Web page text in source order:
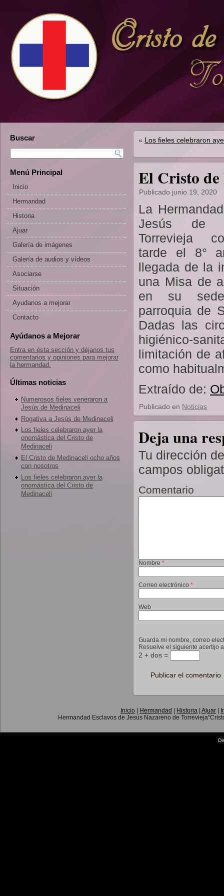
Buscar
Menú Principal
Inicio
Hermandad
Historia
Ajuar
Galería de imágenes
Galería de audios y vídeos
Asociarse
Situación
Ayudanos a mejorar
Contacto
Ayúdanos a Mejorar
Entra en ésta sección y déjanos tus
comentarios y opiniones para mejorar
la hermandad.
Últimas noticias
Numerosos fieles veneraron a
Jesús de Medinaceli
Rogativa a Jesús de Medinaceli
Los fieles celebraron ayer la
onomástica del Cristo de
Medinaceli
El Cristo de Medinaceli ocho años
con nosotros
Los fieles celebraron ayer la
onomástica del Cristo de
Medinaceli
« Los fieles celebraron
El Cristo de
Publicado junio 19, 2020
La
Jesús de
Torrevieja
tarde el 8°
llegada de la
una Misa de
en su
parroquia de
Dadas las
higiénico-
limitación de
como
Extraído de:
Publicado en Noticias
Deja una
Tu dirección
campos
Comentario
Nombre *
Correo electrónico *
Web
Guarda mi nombre, correo
Resuelve el siguiente acertijo
2 + dos =
Inicio Hermandad Historia Ajuar
Hermandad Esclavos de Jesús Nazareno de